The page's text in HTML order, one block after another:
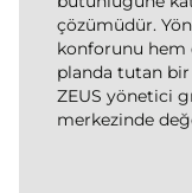
çözümüdür.
konforunu hem
planda tutan
ZEUS yönetici
merkezinde